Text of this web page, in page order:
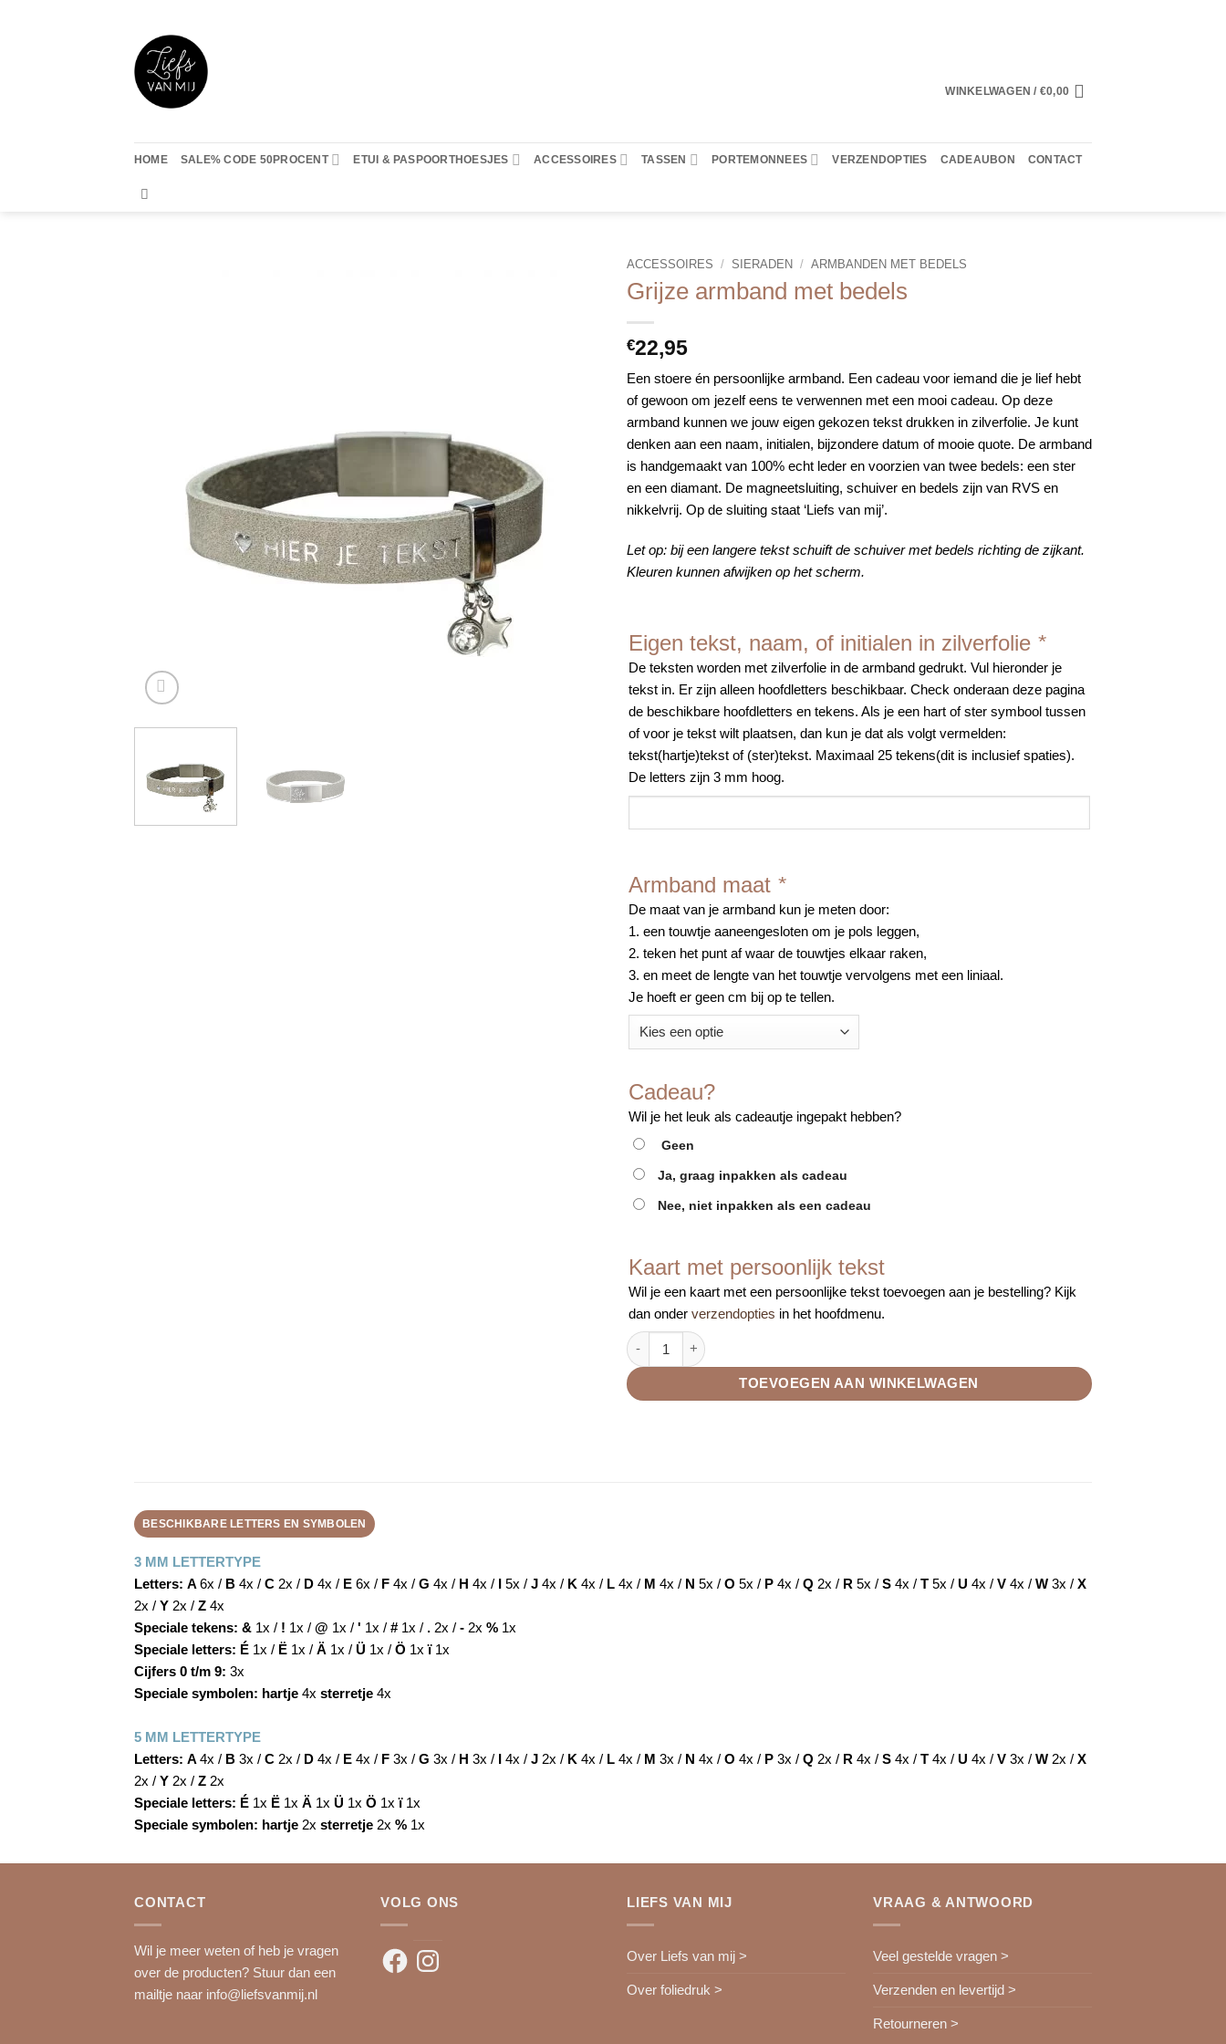
WINKELWAGEN / €0,00
HOME SALE% CODE 50PROCENT ETUI & PASPOORTHOESJES ACCESSOIRES TASSEN PORTEMONNEES VERZENDOPTIES CADEAUBON CONTACT
ACCESSOIRES / SIERADEN / ARMBANDEN MET BEDELS
Grijze armband met bedels
€22,95
Een stoere én persoonlijke armband. Een cadeau voor iemand die je lief hebt
of gewoon om jezelf eens te verwennen met een mooi cadeau. Op deze
armband kunnen we jouw eigen gekozen tekst drukken in zilverfolie. Je kunt
denken aan een naam, initialen, bijzondere datum of mooie quote. De armband
is handgemaakt van 100% echt leder en voorzien van twee bedels: een ster
en een diamant. De magneetsluiting, schuiver en bedels zijn van RVS en
nikkelvrij. Op de sluiting staat ‘Liefs van mij’.
Let op: bij een langere tekst schuift de schuiver met bedels richting de zijkant.
Kleuren kunnen afwijken op het scherm.
Eigen tekst, naam, of initialen in zilverfolie *
De teksten worden met zilverfolie in de armband gedrukt. Vul hieronder je
tekst in. Er zijn alleen hoofdletters beschikbaar. Check onderaan deze pagina
de beschikbare hoofdletters en tekens. Als je een hart of ster symbool tussen
of voor je tekst wilt plaatsen, dan kun je dat als volgt vermelden:
tekst(hartje)tekst of (ster)tekst. Maximaal 25 tekens(dit is inclusief spaties).
De letters zijn 3 mm hoog.
Armband maat *
De maat van je armband kun je meten door:
1. een touwtje aaneengesloten om je pols leggen,
2. teken het punt af waar de touwtjes elkaar raken,
3. en meet de lengte van het touwtje vervolgens met een liniaal.
Je hoeft er geen cm bij op te tellen.
Cadeau?
Wil je het leuk als cadeautje ingepakt hebben?
Geen
Ja, graag inpakken als cadeau
Nee, niet inpakken als een cadeau
Kaart met persoonlijk tekst
Wil je een kaart met een persoonlijke tekst toevoegen aan je bestelling? Kijk
dan onder verzendopties in het hoofdmenu.
Grijze armband met bedels aantal
TOEVOEGEN AAN WINKELWAGEN
BESCHIKBARE LETTERS EN SYMBOLEN
3 MM LETTERTYPE
Letters: A6x / B 4x / C 2x / D 4x / E 6x / F 4x / G 4x / H 4x / 5x / J 4x / K 4x / L 4x / M 4x / N 5x / O 5x / P 4x / Q 2x / R 5x / S 4x / T 5x / U 4x / V 4x / W 3x / X
2x / Y 2x / Z 4x
Speciale tekens: & 1x / ! 1x / @ 1x / ' 1x / # 1x / . 2x / - 2x % 1x
Speciale letters: É 1x / Ë 1x / Ä 1x / Ü 1x / Ö 1xï 1x
Cijfers 0 t/m 9: 3x
Speciale symbolen: hartje 4x sterretje 4x
5 MM LETTERTYPE
Letters: A4x / B 3x / C 2x / D 4x / E 4x / F 3x / G 3x / H 3x / 4x / J 2x / K 4x / L 4x / M 3x / N 4x / O 4x / P 3x / Q 2x / R 4x / S 4x / T 4x / U 4x / V 3x / W 2x / X
2x / Y 2x / Z 2x
Speciale letters: É 1x Ë 1x Ä 1x Ü 1x Ö 1xï 1x
Speciale symbolen: hartje 2x sterretje 2x % 1x
CONTACT
Wil je meer weten of heb je vragen
over de producten? Stuur dan een
mailtje naar info@liefsvanmij.nl
VOLG ONS
FacebookInstagram
LIEFS VAN MIJ
Over Liefs van mij >
Over foliedruk >
VRAAG & ANTWOORD
Veel gestelde vragen >
Verzenden en levertijd >
Retourneren >